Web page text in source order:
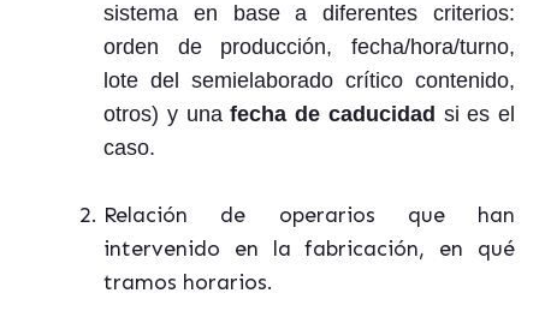
sistema en base a diferentes criterios:
orden de producción, fecha/hora/turno,
lote del semielaborado crítico contenido,
otros) y unafecha de caducidad si es el
caso.
Relación de operarios que han
intervenido en la fabricación, en qué
tramos horarios.